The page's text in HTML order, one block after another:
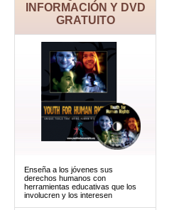
INFORMACIÓN Y DVD
GRATUITO
Enseña a los jóvenes sus
derechos humanos con
herramientas educativas que los
involucren y los interesen